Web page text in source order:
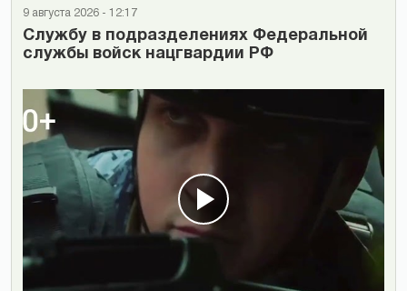
9 августа 2026 - 12:17
Cлужбу в подразделениях Федеральной
службы войск нацгвардии РФ